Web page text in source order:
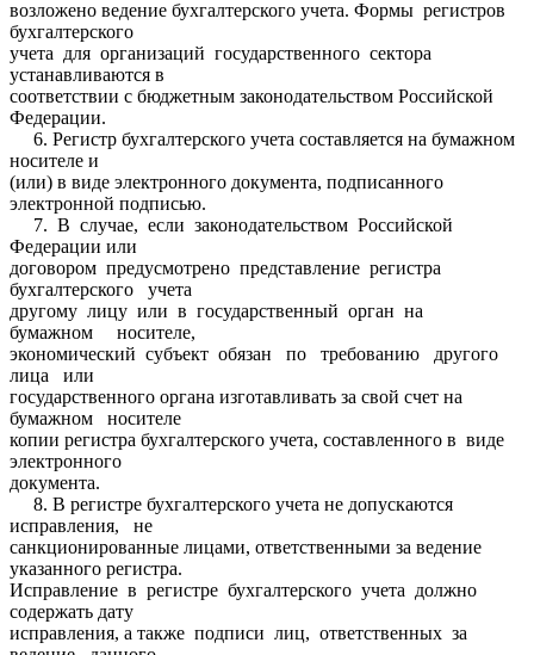
возложено ведение бухгалтерского учета. Формы регистров
бухгалтерского
учета для организаций государственного сектора
устанавливаются в
соответствии с бюджетным законодательством Российской
Федерации.
6. Регистр бухгалтерского учета составляется на бумажном
носителе и
(или) в виде электронного документа, подписанного
электронной подписью.
7. В случае, если законодательством Российской
Федерации или
договором предусмотрено представление регистра
бухгалтерского учета
другому лицу или в государственный орган на
бумажном носителе,
экономический субъект обязан по требованию другого
лица или
государственного органа изготавливать за свой счет на
бумажном носителе
копии регистра бухгалтерского учета, составленного в виде
электронного
документа.
8. В регистре бухгалтерского учета не допускаются
исправления, не
санкционированные лицами, ответственными за ведение
указанного регистра.
Исправление в регистре бухгалтерского учета должно
содержать дату
исправления, а также подписи лиц, ответственных за